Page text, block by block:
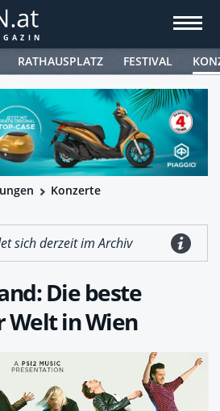
RATHAUSPLATZ FESTIVAL
Konzerte
sich derzeit im Archiv
Die beste
Welt in Wien